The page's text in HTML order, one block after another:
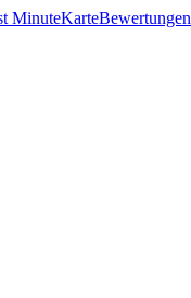
MinuteKarteBewertungen